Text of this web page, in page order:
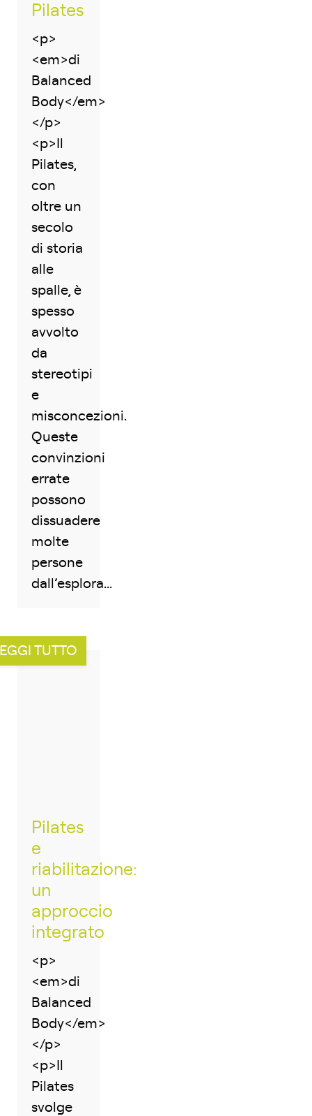
Pilates
<p>
<em>di
Balanced
Body</em>
</p>
<p>Il
Pilates,
con
oltre un
secolo
di storia
alle
spalle, è
spesso
avvolto
da
stereotipi
e
misconcezioni.
Queste
convinzioni
errate
possono
dissuadere
molte
persone
dall’esplora...
TUTTO
Pilates
e
riabilitazione:
un
approccio
integrato
<p>
<em>di
Balanced
Body</em>
</p>
<p>Il
Pilates
svolge